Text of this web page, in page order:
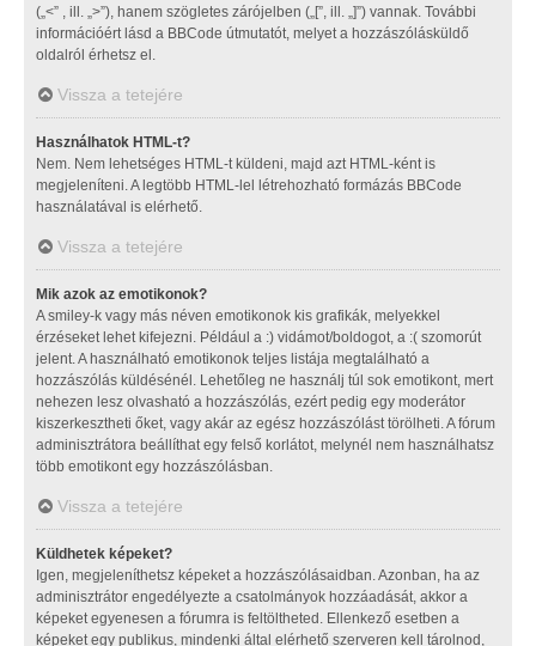
(„<” , ill. „>”), hanem szögletes zárójelben („[”, ill. „]”) vannak. További
információért lásd a BBCode útmutatót, melyet a hozzászólásküldő
oldalról érhetsz el.
Vissza a tetejére
Használhatok HTML-t?
Nem. Nem lehetséges HTML-t küldeni, majd azt HTML-ként is
megjeleníteni. A legtöbb HTML-lel létrehozható formázás BBCode
használatával is elérhető.
Vissza a tetejére
Mik azok az emotikonok?
A smiley-k vagy más néven emotikonok kis grafikák, melyekkel
érzéseket lehet kifejezni. Például a :) vidámot/boldogot, a :( szomorút
jelent. A használható emotikonok teljes listája megtalálható a
hozzászólás küldésénél. Lehetőleg ne használj túl sok emotikont, mert
nehezen lesz olvasható a hozzászólás, ezért pedig egy moderátor
kiszerkesztheti őket, vagy akár az egész hozzászólást törölheti. A fórum
adminisztrátora beállíthat egy felső korlátot, melynél nem használhatsz
több emotikont egy hozzászólásban.
Vissza a tetejére
Küldhetek képeket?
Igen, megjeleníthetsz képeket a hozzászólásaidban. Azonban, ha az
adminisztrátor engedélyezte a csatolmányok hozzáadását, akkor a
képeket egyenesen a fórumra is feltöltheted. Ellenkező esetben a
képeket egy publikus, mindenki által elérhető szerveren kell tárolnod,